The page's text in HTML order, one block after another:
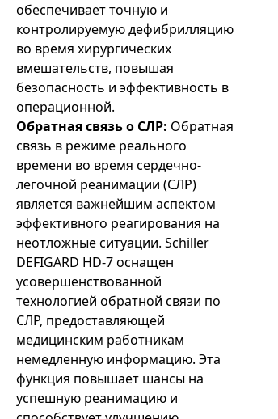
обеспечивает точную и
контролируемую дефибрилляцию
во время хирургических
вмешательств, повышая
безопасность и эффективность в
операционной.
Обратная связь о СЛР: Обратная
связь в режиме реального
времени во время сердечно-
легочной реанимации (СЛР)
является важнейшим аспектом
эффективного реагирования на
неотложные ситуации. Schiller
DEFIGARD HD-7 оснащен
усовершенствованной
технологией обратной связи по
СЛР, предоставляющей
медицинским работникам
немедленную информацию. Эта
функция повышает шансы на
успешную реанимацию и